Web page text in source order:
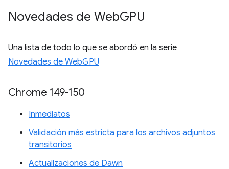
Novedades de WebGPU
Una lista de todo lo que se abordó en la serie
Novedades de WebGPU
Chrome 149-150
Inmediatos
Validación más estricta para los archivos adjuntos
transitorios
Actualizaciones de Dawn